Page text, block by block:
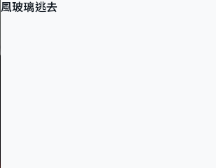
風玻璃逃去